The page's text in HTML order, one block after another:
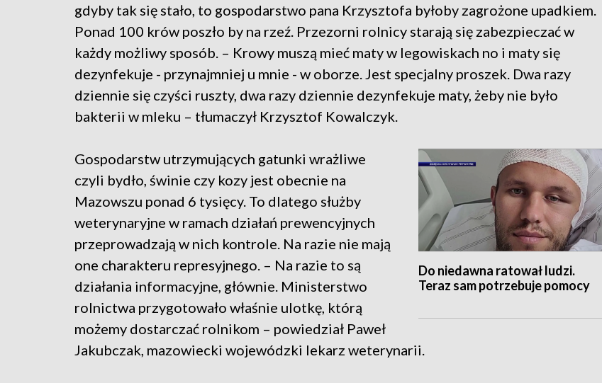
gdyby tak się stało, to gospodarstwo pana Krzysztofa byłoby zagrożone upadkiem.
Ponad 100 krów poszło by na rzeź. Przezorni rolnicy starają się zabezpieczać w
każdy możliwy sposób. – Krowy muszą mieć maty w legowiskach no i maty się
dezynfekuje - przynajmniej u mnie - w oborze. Jest specjalny proszek. Dwa razy
dziennie się czyści ruszty, dwa razy dziennie dezynfekuje maty, żeby nie było
bakterii w mleku – tłumaczył Krzysztof Kowalczyk.
Do niedawna ratował ludzi.
Teraz sam potrzebuje pomocy
Gospodarstw utrzymujących gatunki wrażliwe
czyli bydło, świnie czy kozy jest obecnie na
Mazowszu ponad 6 tysięcy. To dlatego służby
weterynaryjne w ramach działań prewencyjnych
przeprowadzają w nich kontrole. Na razie nie mają
one charakteru represyjnego. – Na razie to są
działania informacyjne, głównie. Ministerstwo
rolnictwa przygotowało właśnie ulotkę, którą
możemy dostarczać rolnikom – powiedział Paweł
Jakubczak, mazowiecki wojewódzki lekarz weterynarii.